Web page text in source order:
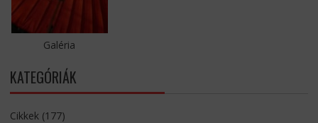
Galéria
KATEGÓRIÁK
Cikkek(177)